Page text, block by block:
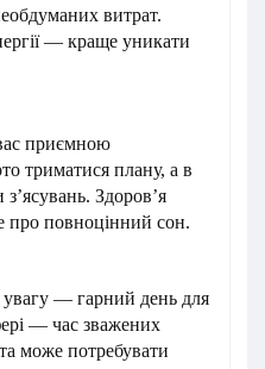
витрат.
— краще уникати
приємною
триматися плану, а в
Здоров’я
про повноцінний сон.
увагу — гарний день для
— час зважених
може потребувати